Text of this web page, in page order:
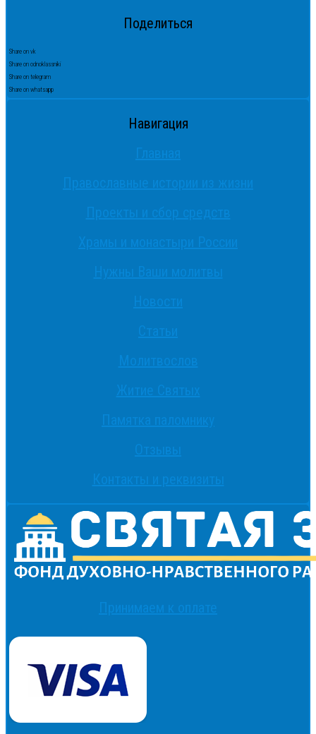
Поделиться
Share on vk
Share on odnoklassniki
Share on telegram
Share on whatsapp
Навигация
Главная
Православные истории из жизни
Проекты и сбор средств
Храмы и монастыри России
Нужны Ваши молитвы
Новости
Статьи
Молитвослов
Житие Святых
Памятка паломнику
Отзывы
Контакты и реквизиты
Принимаем к оплате